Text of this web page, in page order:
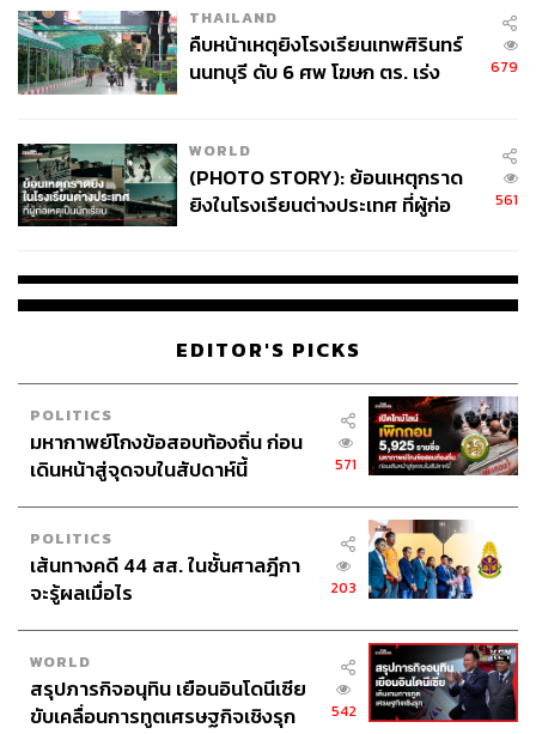
กัน ที่ตึกถล่มอยู่ทุกวันนี้
ผมกล่าวถึงหลักการก่อนนะครับ สตง. มีสิทธิตรวจสอบคนอื่น
หมด แต่สิ่งที่ปรากฏ (ตึกถล่ม) พิสูจน์ข้อสงสัยหลายประการ
สอบ วันนี้ยังเงียบๆ อยู่
สมัยที่เราเป็นรัฐบาลช่วงสุดท้ายได้มีข้อพิสูจน์สำคัญว่ามีข้อ
ที่นายกฯ แพทองธารตั้งไว้ แล้วมีข้อสรุปเป็นเบื้องต้น โดยมี
กรมโยธาธิการและผังเมือง กระทรวงมหาดไทย ซึ่งวันนั้นมี
พอมาถึงเรื่องแบบและการก่อสร้างต่างๆ ผมไม่ทราบว่าขณะ
นี้ทำไมเรื่องมันเบาไป เงียบไป ทั้งที่เป็นเรื่องใหญ่มหาศาล
สำหรับประเทศชาติ เป็นเรื่องความเชื่อมั่นอย่างมหาศาลต่อ
ประเทศชาติ
ผมยกเรื่องพวกนี้มาเพียงแต่บอกว่า ทำไมรัฐบาลที่นำโดย
พรรคเพื่อไทย จึงเป็นเป้าหมายที่จะต้องถูกเปลี่ยนแปลงอยู่
เรื่อย
ฉะนั้น คำตอบว่า ตกต่ำหรือไม่ ไม่ใช่อยู่ที่เราอย่างเดียว แต่อยู่
ที่กลไก หรือ ความมุ่งหมาย ที่เขาอาจจะต้องการให้สะเด็ดน้ำ
หลังการรัฐประหาร
THAILAND
คืบหน้าเหตุยิงโรงเรียนเทพศิรินทร์
นนทบุรี ดับ 6 ศพ โฆษก ตร. เร่ง
679
WORLD
(PHOTO STORY): ย้อนเหตุกราด
ยิงในโรงเรียนต่างประเทศ ที่ผู้ก่อ
561
EDITOR'S PICKS
POLITICS
มหากาพย์โกงข้อสอบท้องถิ่น ก่อน
เดินหน้าสู่จุดจบในสัปดาห์นี้
571
POLITICS
เส้นทางคดี 44 สส. ในชั้นศาลฎีกา
จะรู้ผลเมื่อไร
203
WORLD
สรุปภารกิจอนุทิน เยือนอินโดนีเซีย
ขับเคลื่อนการทูตเศรษฐกิจเชิงรุก
542